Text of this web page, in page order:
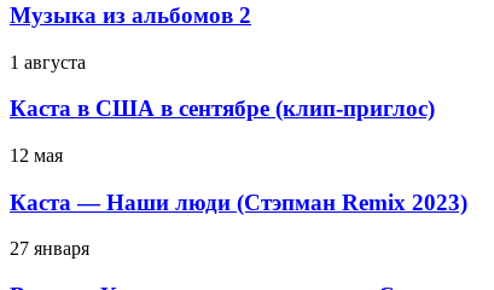
Музыка из альбомов 2
1 августа
Каста в США в сентябре (клип-приглос)
12 мая
Каста — Наши люди (Стэпман Remix 2023)
27 января